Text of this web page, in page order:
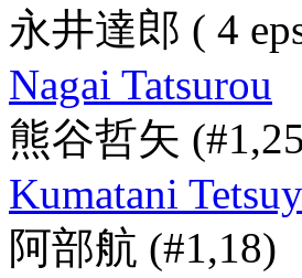
永井達郎 ( 4
Nagai Tatsurou
熊谷哲矢
Kumatani
阿部航 (#1,18)